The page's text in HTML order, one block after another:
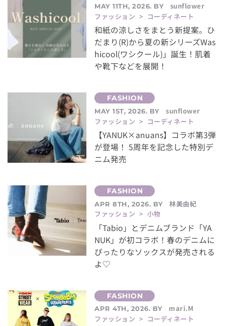
MAY 11TH, 2026. BY
sunflower
ファッション > コーディネート
和紙の涼しさをまとう新提案。ひ
だまり(R)から夏の新シリーズWas
hicool(ワシクール)」誕生！肌着
や靴下などを展開！
MAY 1ST, 2026. BY
sunflower
ファッション > コーディネート
【YANUK×anuans】コラボ第3弾
が登場！ 5周年を記念した特別デ
ニム発売
APR 8TH, 2026. BY
林美由紀
ファッション > 小物
「Tabio」とデニムブランド「YA
NUK」が初コラボ！春のデニムに
ぴったりなソックスが発売される
よ♡
APR 4TH, 2026. BY
mari.M
ファッション > コーディネート